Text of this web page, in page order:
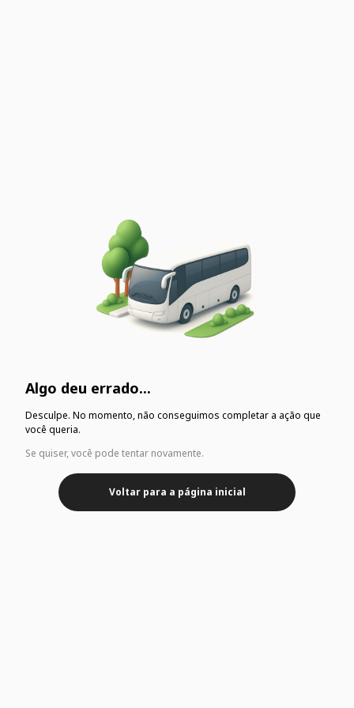
Algo deu errado...
Desculpe. No momento, não conseguimos completar a ação que
você queria.
Se quiser, você pode tentar novamente.
Voltar para a página inicial